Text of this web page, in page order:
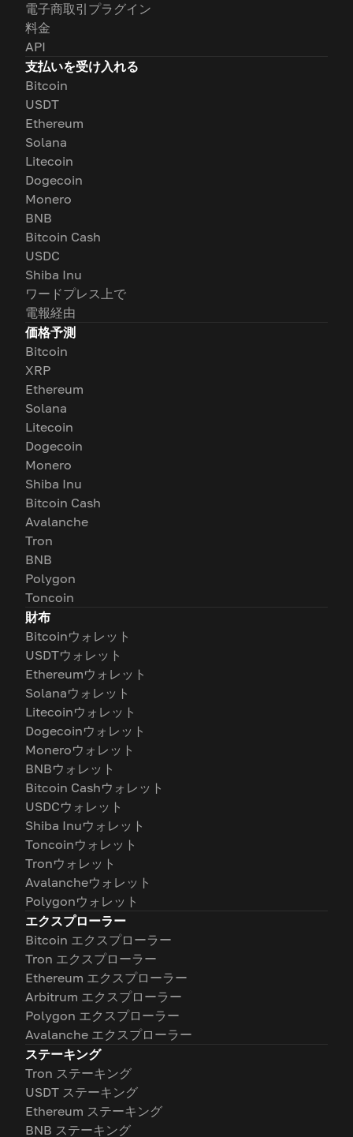
電子商取引プラグイン
料金
API
支払いを受け入れる
Bitcoin
USDT
Ethereum
Solana
Litecoin
Dogecoin
Monero
BNB
Bitcoin Cash
USDC
Shiba Inu
ワードプレス上で
電報経由
価格予測
Bitcoin
XRP
Ethereum
Solana
Litecoin
Dogecoin
Monero
Shiba Inu
Bitcoin Cash
Avalanche
Tron
BNB
Polygon
Toncoin
財布
Bitcoinウォレット
USDTウォレット
Ethereumウォレット
Solanaウォレット
Litecoinウォレット
Dogecoinウォレット
Moneroウォレット
BNBウォレット
Bitcoin Cashウォレット
USDCウォレット
Shiba Inuウォレット
Toncoinウォレット
Tronウォレット
Avalancheウォレット
Polygonウォレット
エクスプローラー
Bitcoin エクスプローラー
Tron エクスプローラー
Ethereum エクスプローラー
Arbitrum エクスプローラー
Polygon エクスプローラー
Avalanche エクスプローラー
ステーキング
Tron ステーキング
USDT ステーキング
Ethereum ステーキング
BNB ステーキング